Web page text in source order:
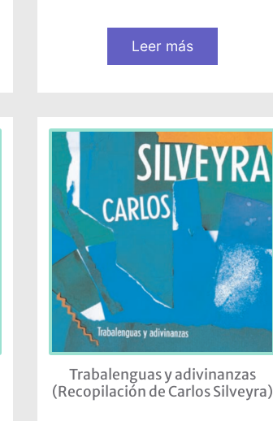
Leer más
Trabalenguas y adivinanzas
(Recopilación de Carlos Silveyra)